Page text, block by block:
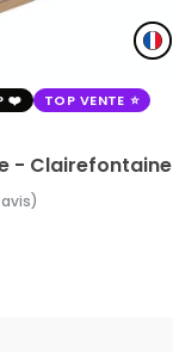
TOP VENTE
- Clairefontaine